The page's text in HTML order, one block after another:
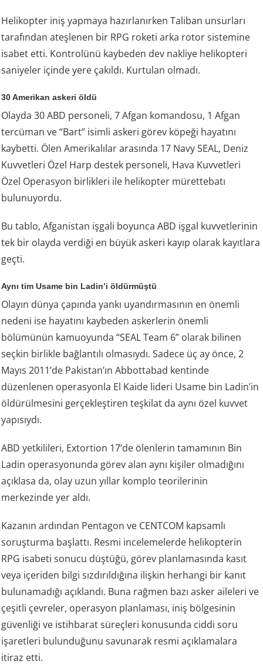
Helikopter iniş yapmaya hazırlanırken Taliban unsurları
tarafından ateşlenen bir RPG roketi arka rotor sistemine
isabet etti. Kontrolünü kaybeden dev nakliye helikopteri
saniyeler içinde yere çakıldı. Kurtulan olmadı.
30 Amerikan askeri öldü
Olayda 30 ABD personeli, 7 Afgan komandosu, 1 Afgan
tercüman ve “Bart” isimli askeri görev köpeği hayatını
kaybetti. Ölen Amerikalılar arasında 17 Navy SEAL, Deniz
Kuvvetleri Özel Harp destek personeli, Hava Kuvvetleri
Özel Operasyon birlikleri ile helikopter mürettebatı
bulunuyordu.
Bu tablo, Afganistan işgali boyunca ABD işgal kuvvetlerinin
tek bir olayda verdiği en büyük askeri kayıp olarak kayıtlara
geçti.
Aynı tim Usame bin Ladin’i öldürmüştü
Olayın dünya çapında yankı uyandırmasının en önemli
nedeni ise hayatını kaybeden askerlerin önemli
bölümünün kamuoyunda “SEAL Team 6” olarak bilinen
seçkin birlikle bağlantılı olmasıydı. Sadece üç ay önce, 2
Mayıs 2011’de Pakistan’ın Abbottabad kentinde
düzenlenen operasyonla El Kaide lideri Usame bin Ladin’in
öldürülmesini gerçekleştiren teşkilat da aynı özel kuvvet
yapısıydı.
ABD yetkilileri, Extortion 17’de ölenlerin tamamının Bin
Ladin operasyonunda görev alan aynı kişiler olmadığını
açıklasa da, olay uzun yıllar komplo teorilerinin
merkezinde yer aldı.
Kazanın ardından Pentagon ve CENTCOM kapsamlı
soruşturma başlattı. Resmi incelemelerde helikopterin
RPG isabeti sonucu düştüğü, görev planlamasında kasıt
veya içeriden bilgi sızdırıldığına ilişkin herhangi bir kanıt
bulunamadığı açıklandı. Buna rağmen bazı asker aileleri ve
çeşitli çevreler, operasyon planlaması, iniş bölgesinin
güvenliği ve istihbarat süreçleri konusunda ciddi soru
işaretleri bulunduğunu savunarak resmi açıklamalara
itiraz etti.